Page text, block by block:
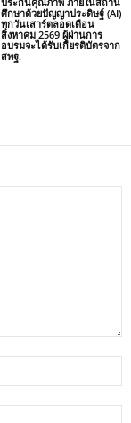
ศึกษาด้วยปัญญาประดิษฐ์ (AI)
ทุกวันเสาร์ตลอดเดือน
สิงหาคม 2569 ผู้ผ่านการ
อบรมจะได้รับเกียรติบัตรจาก
สพฐ.